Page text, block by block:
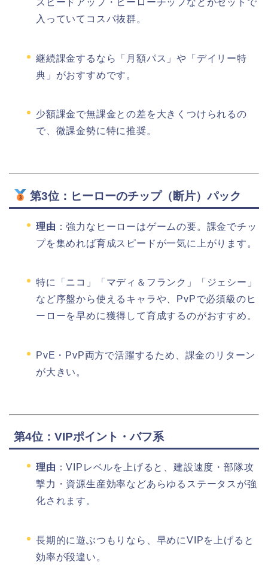
スピードアップ・ヒーローチップなどがセットで
入っていてコスパ抜群。
継続課金するなら「月額パス」や「デイリー特
典」がおすすめです。
少額課金で無課金との差を大きくつけられるの
で、微課金勢に特に推奨。
第3位：ヒーローのチップ（断片）パック
理由 ：強力なヒーローはゲームの要。課金でチッ
プを集めれば育成スピードが一気に上がります。
特に「ニコ」「マディ＆フランク」「ジェシー」
など序盤から使えるキャラや、PvPで必須級のヒ
ーローを早めに獲得して育成するのがおすすめ。
PvE・PvP両方で活躍するため、課金のリターン
が大きい。
第4位：VIPポイント・バフ系
理由 ：VIPレベルを上げると、建設速度・部隊攻
撃力・資源生産効率などあらゆるステータスが強
化されます。
長期的に遊ぶつもりなら、早めにVIPを上げると
効率が段違い。